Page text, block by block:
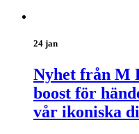
24 jan
Nyhet från M
boost för
vår ikoniska